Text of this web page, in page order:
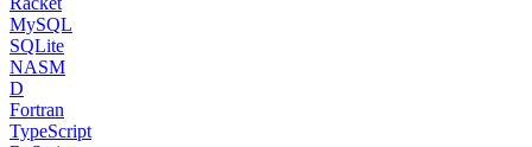
MySQL
SQLite
NASM
D
Fortran
TypeScript